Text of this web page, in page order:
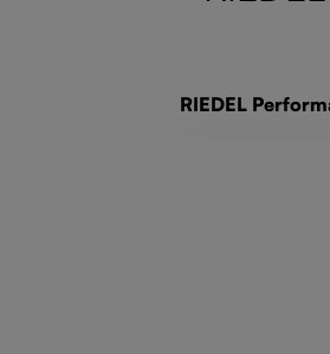
제품 갤러리 건너
RIEDEL